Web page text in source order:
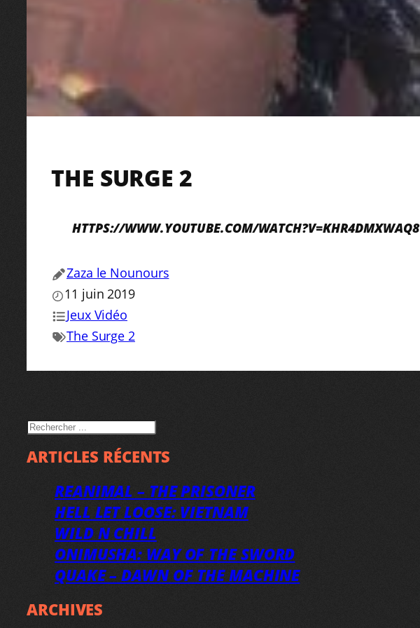
THE SURGE 2
HTTPS://WWW.YOUTUBE.COM/WATCH?V=KHR4DMXWAQ8
Zaza le Nounours
11 juin 2019
Jeux Vidéo
The Surge 2
RECHERCHER
ARTICLES RÉCENTS
REANIMAL – THE PRISONER
HELL LET LOOSE: VIETNAM
WILD N CHILL
ONIMUSHA: WAY OF THE SWORD
QUAKE – DAWN OF THE MACHINE
ARCHIVES